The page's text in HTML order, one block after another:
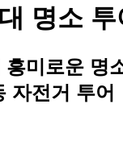
명소 투
흥미로운 명
자전거 투어